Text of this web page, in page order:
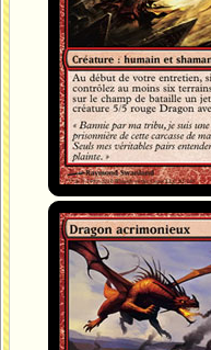
Dragon acrimonieux